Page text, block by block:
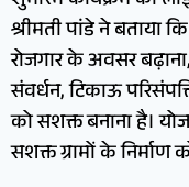
श्रीमती पांडे ने बताया
रोजगार के अवसर
संवर्धन, टिकाऊ
को सशक्त बनाना है।
सशक्त ग्रामों के निर्माण